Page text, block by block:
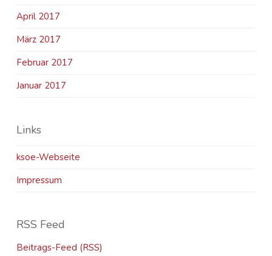
April 2017
März 2017
Februar 2017
Januar 2017
Links
ksoe-Webseite
Impressum
RSS Feed
Beitrags-Feed (RSS)